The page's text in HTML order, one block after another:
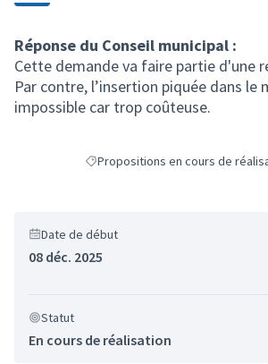
Réponse du Conseil municipal :
Cette demande va faire partie d'une
Par contre, l’insertion piquée dans le
impossible car trop coûteuse.
Filtrer les résultats de la
Propositions en cours de
Date de début
08 déc. 2025
Statut
En cours de réalisation